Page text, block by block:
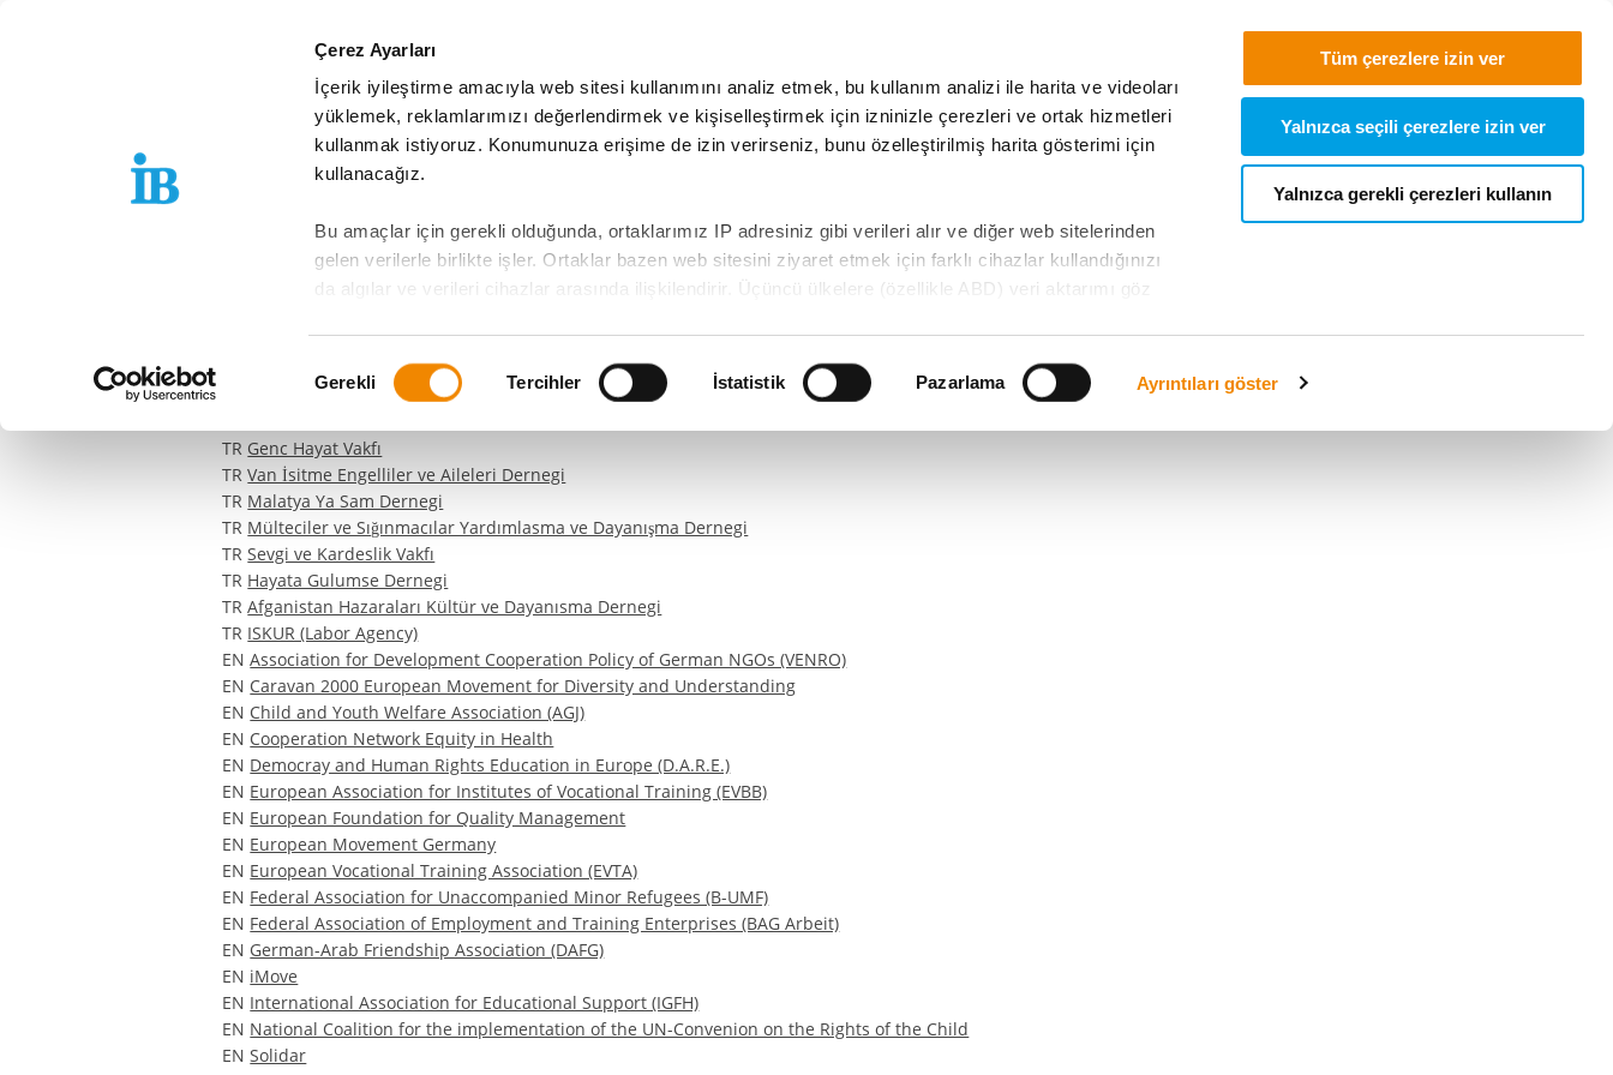
Çerez Ayarları
İçerik iyileştirme amacıyla web sitesi kullanımını analiz etmek, bu kullanım analizi ile harita ve videoları
yüklemek, reklamlarımızı değerlendirmek ve kişiselleştirmek için izninizle çerezleri ve ortak hizmetleri
kullanmak istiyoruz. Konumunuza erişime de izin verirseniz, bunu özelleştirilmiş harita gösterimi için
kullanacağız.
Bu amaçlar için gerekli olduğunda, ortaklarımız IP adresiniz gibi verileri alır ve diğer web sitelerinden
gelen verilerle birlikte işler. Ortaklar bazen web sitesini ziyaret etmek için farklı cihazlar kullandığınızı
da algılar ve verileri cihazlar arasında ilişkilendirir. Üçüncü ülkelere (özellikle ABD) veri aktarımı göz
Veri koruma bilgilerimizde daha fazla ayrıntı bulabilirsiniz. Tüm web sitesi işlevlerinin bu amaçlar için
etkinleştirilmesini istiyorsanız, tüm çerez kategorilerini seçmelisiniz. Aşağıdaki düğmeleri kullanarak bu
amaçlar için onayınıza karar verebilirsiniz ve gelecekte verdiğiniz onayı her zaman iptal edebilirsiniz.
Lütfen unutmayın: Varsa izniniz, eriştiğiniz web sitesi işlevlerini sağlamak için gerekli olan çerezleri
kapsamaz. Bu çerezleri meşru menfaatler temelinde ve dolayısıyla rızadan bağımsız olarak
ayarlıyoruz.
Seçimi
Gerekli Tercihler İstatistik Pazarlama Ayrıntıları göster
Tüm çerezlere izin ver
Yalnızca seçili çerezlere izin ver
Yalnızca gerekli çerezleri kullanın
TR
IBETH
Hizmetlerimiz İletişim Ekibimiz
IB-TURKEY.COM IBETH NETWORK
Network
Alman Uluslararası İsbirligi Kurumu (GIZ)
Istanbul Rotary Club
Mavi Kalem Sosyal Dayanısma ve Yardımlasma Dernegi
TR Genc Hayat Vakfı
TRVan İsitme Engelliler ve Aileleri Dernegi
TR Malatya Ya Sam Dernegi
TR Mülteciler ve Sığınmacılar Yardımlasma ve Dayanışma Dernegi
TRSevgi ve Kardeslik Vakfı
TR Hayata Gulumse Dernegi
TRAfganistan Hazaraları Kültür ve Dayanısma Dernegi
TR ISKUR (Labor Agency)
ENAssociation for Development Cooperation Policy of German NGOs (VENRO)
EN Caravan 2000 European Movement for Diversity and Understanding
EN Child and Youth Welfare Association (AGJ)
EN Cooperation Network Equity in Health
EN Democray and Human Rights Education in Europe (D.A.R.E.)
EN European Association for Institutes of Vocational Training (EVBB)
EN European Foundation for Quality Management
EN European Movement Germany
EN European Vocational Training Association (EVTA)
EN Federal Association for Unaccompanied Minor Refugees (B-UMF)
EN Federal Association of Employment and Training Enterprises (BAG Arbeit)
EN German-Arab Friendship Association (DAFG)
EN iMove
EN International Association for Educational Support (IGFH)
EN National Coalition for the implementation of the UN-Convenion on the Rights of the Child
ENSolidar